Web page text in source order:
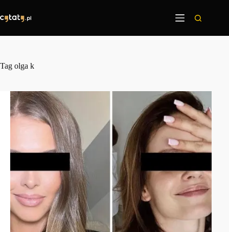
treści
Tag olga k